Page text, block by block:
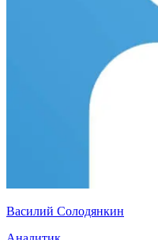
Василий Солодянкин